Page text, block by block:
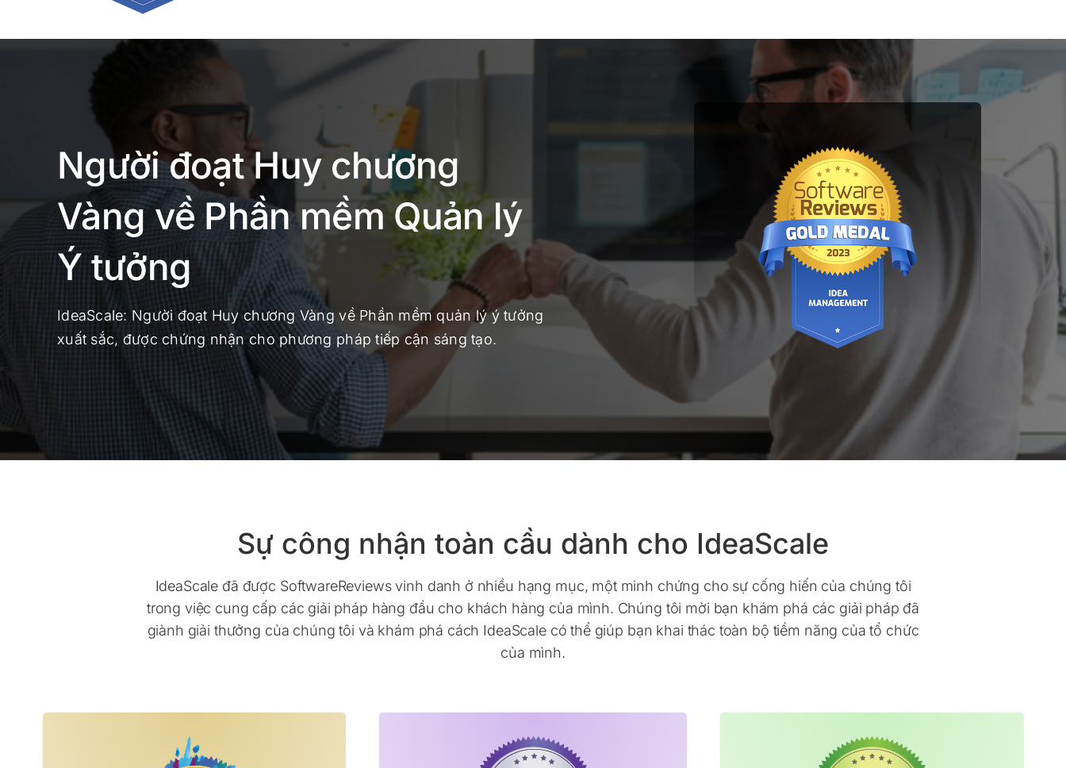
Người đoạt Huy chương
Vàng về Phần mềm Quản lý
Ý tưởng
IdeaScale: Người đoạt Huy chương Vàng về Phần mềm quản lý ý tưởng
xuất sắc, được chứng nhận cho phương pháp tiếp cận sáng tạo.
Sự công nhận toàn cầu dành cho IdeaScale
IdeaScale đã được SoftwareReviews vinh danh ở nhiều hạng mục, một minh chứng cho sự cống hiến của chúng tôi
trong việc cung cấp các giải pháp hàng đầu cho khách hàng của mình. Chúng tôi mời bạn khám phá các giải pháp đã
giành giải thưởng của chúng tôi và khám phá cách IdeaScale có thể giúp bạn khai thác toàn bộ tiềm năng của tổ chức
của mình.